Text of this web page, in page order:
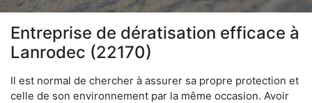
Entreprise de dératisation efficace à
Lanrodec (22170)
Il est normal de chercher à assurer sa propre protection et
celle de son environnement par la même occasion. Avoir